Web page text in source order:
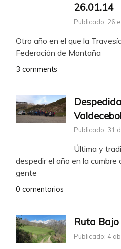
26.01.14
Publicado: 26
Otro año en el que la
Federación de Montaña
3 comments
Publicado: 31
Última y
despedir el año en la cumbre
gente
0 comentarios
Ruta
Publicado: 4